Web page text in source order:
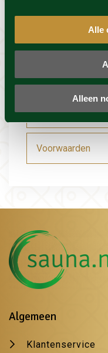
Alle
Alleen
Resort info
Foto's
Locatie
Voorwaarden
Algemeen
Klantenservice